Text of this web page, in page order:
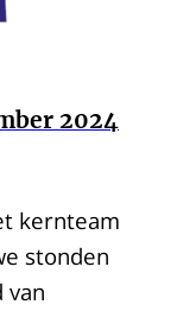
2024
kernteam
stonden
van